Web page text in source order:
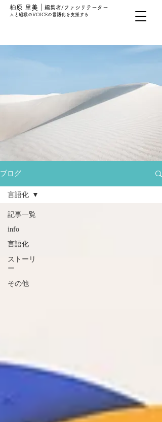
人と組織のVOICEの言語化を支援する​
柏原 里美｜ 編集者/ファシリテーター
ブログ
記事一覧
info
言語化
ストーリ
ー
その他
言語化